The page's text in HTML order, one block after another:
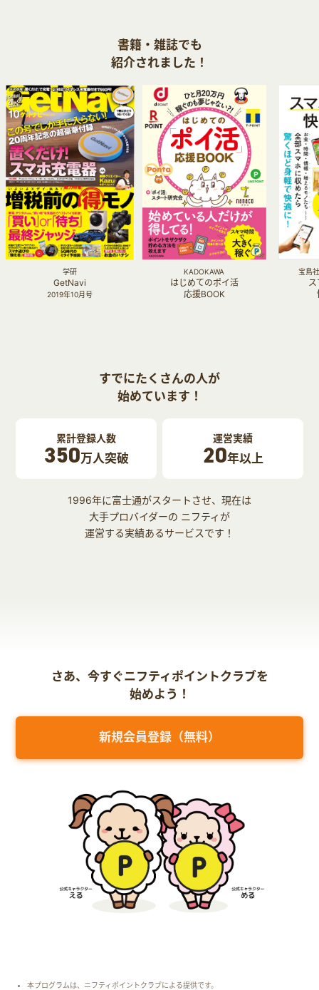
書籍・雑誌でも
紹介されました！
学研
GetNavi
2019年10月号
KADOKAWA
はじめてのポイ活
応援BOOK
宝島
すでにたくさんの人が
始めています！
累計登録人数
350万人突破
運営実績
20年以上
1996年に富士通がスタートさせ、現在は
大手プロバイダーの ニフティが
運営する実績あるサービスです！
さあ、今すぐニフティポイントクラブを
始めよう！
新規会員登録（無料）
本プログラムは、ニフティポイントクラブによる提供です。